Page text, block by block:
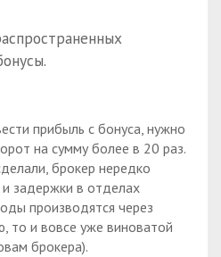
прибыль с бонуса, нужно
на сумму более в 20 раз.
брокер нередко
задержки в отделах
производятся через
то и вовсе уже виноватой
брокера).